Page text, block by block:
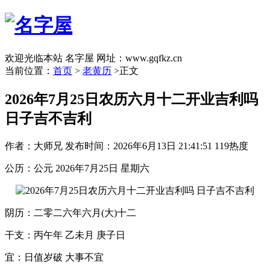
欢迎光临本站 名字屋 网址：www.gqfkz.cn
当前位置： 首页 > 老黄历 >正文
2026年7月25日农历六月十二开业吉利吗
日子吉不吉利
作者：大师兄 发布时间：2026年6月13日 21:41:51 119热度
公历：公元 2026年7月25日 星期六
阴历：二零二六年六月(大)十二
干支：丙午年 乙未月 庚子日
宜：日值岁破 大事不宜